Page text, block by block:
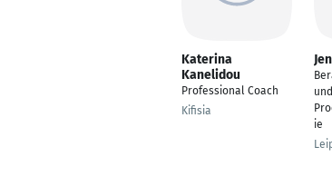
Katerina
Kanelidou
Professional Coach
Kifisia
und
ie